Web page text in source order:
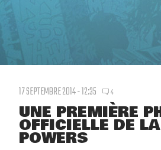
17 SEPTEMBRE 2014 - 12:35 4
UNE PREMIÈRE
OFFICIELLE DE
POWERS